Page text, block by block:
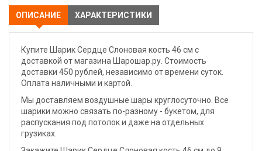
ОПИСАНИЕ ХАРАКТЕРИСТИКИ
Купите Шарик Сердце Слоновая кость 46 см с
доставкой от магазина Шарошар.ру. Стоимость
доставки 450 рублей, независимо от времени суток.
Оплата наличными и картой.
Мы доставляем воздушные шары круглосуточно. Все
шарики можно связать по-разному - букетом, для
распускания под потолок и даже на отдельных
грузиках.